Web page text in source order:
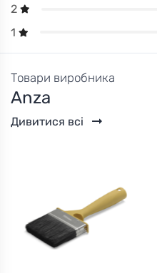
2
1
Товари виробника
Anza
Дивитися всі